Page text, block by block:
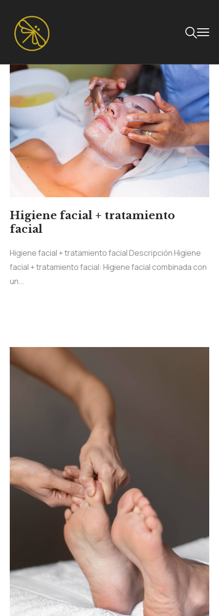
Higiene facial + tratamiento
facial
Higiene facial + tratamiento facial Descripción Higiene
facial + tratamiento facial: Higiene facial combinada con
un...